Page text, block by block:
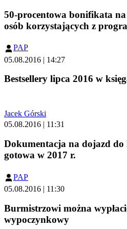
50-procentowa bonifikata
osób korzystających z
PAP
05.08.2016 | 14:27
Bestsellery lipca 2016 w
Jacek Górski
05.08.2016 | 11:31
Dokumentacja na dojazd
gotowa w 2017 r.
PAP
05.08.2016 | 11:30
Burmistrzowi można
wypoczynkowy